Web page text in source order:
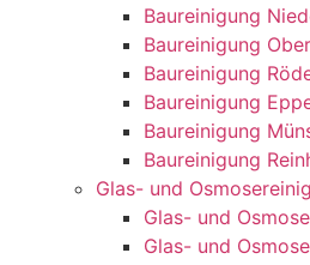
Baureinigung
Baureinigung
Baureinigung
Baureinigung
Baureinigung
Baureinigung
Glas- und
Glas- und
Glas- und